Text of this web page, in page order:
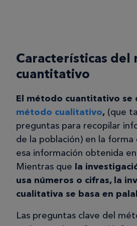
Características del
cuantitativo
El método cuantitativo se
método cualitativo, (que
preguntas para recopilar
de la población) en la
esa información obtenida
Mientras que la
usa números o cifras, la
cualitativa se basa en
Las preguntas clave del